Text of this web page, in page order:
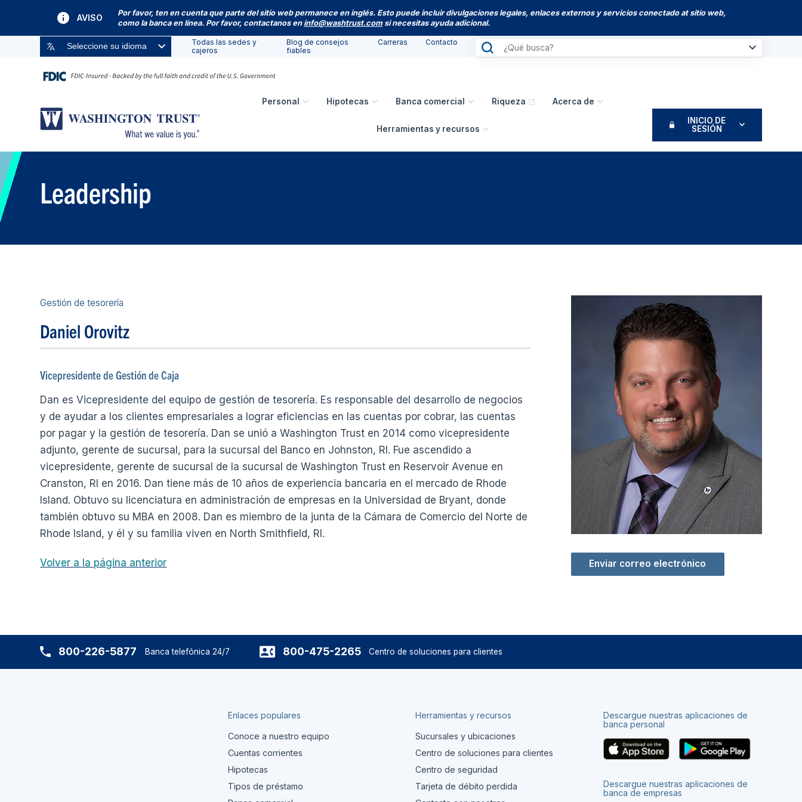
AVISO
Por favor, ten en cuenta que parte del sitio web permanece en inglés. Esto puede incluir divulgaciones legales, enlaces externos y servicios conectado at sitio web,
como la banca en línea. Por favor, contactanos en info@washtrust.com si necesitas ayuda adicional.
Seleccione su idioma
Todas las sedes y
cajeros
Blog de consejos
fiables
Carreras Contacto
Personal Hipotecas Banca comercial Riqueza Acerca de
Herramientas y recursos
INICIO DE
SESIÓN
Leadership
Enviar correo electrónico
Gestión de tesorería
Daniel Orovitz
Vicepresidente de Gestión de Caja
Dan es Vicepresidente del equipo de gestión de tesorería. Es responsable del desarrollo de negocios
y de ayudar a los clientes empresariales a lograr eficiencias en las cuentas por cobrar, las cuentas
por pagar y la gestión de tesorería. Dan se unió a Washington Trust en 2014 como vicepresidente
adjunto, gerente de sucursal, para la sucursal del Banco en Johnston, RI. Fue ascendido a
vicepresidente, gerente de sucursal de la sucursal de Washington Trust en Reservoir Avenue en
Cranston, RI en 2016. Dan tiene más de 10 años de experiencia bancaria en el mercado de Rhode
Island. Obtuvo su licenciatura en administración de empresas en la Universidad de Bryant, donde
también obtuvo su MBA en 2008. Dan es miembro de la junta de la Cámara de Comercio del Norte de
Rhode Island, y él y su familia viven en North Smithfield, RI.
Volver a la página anterior
800-226-5877 Banca telefónica 24/7 800-475-2265 Centro de soluciones para clientes
Enlaces populares
Conoce a nuestro equipo
Cuentas corrientes
Hipotecas
Tipos de préstamo
Herramientas y recursos
Sucursales y ubicaciones
Centro de soluciones para clientes
Centro de seguridad
Tarjeta de débito perdida
Descargue nuestras aplicaciones de
banca personal
Descargue nuestras aplicaciones de
banca de empresas